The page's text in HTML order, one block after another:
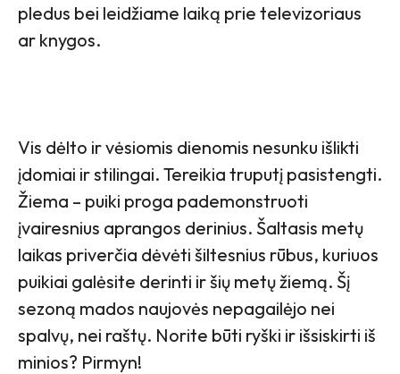
pledus bei leidžiame laiką prie televizoriaus
ar knygos.
Vis dėlto ir vėsiomis dienomis nesunku išlikti
įdomiai ir stilingai. Tereikia truputį pasistengti.
Žiema – puiki proga pademonstruoti
įvairesnius aprangos derinius. Šaltasis metų
laikas priverčia dėvėti šiltesnius rūbus, kuriuos
puikiai galėsite derinti ir šių metų žiemą. Šį
sezoną mados naujovės nepagailėjo nei
spalvų, nei raštų. Norite būti ryški ir išsiskirti iš
minios? Pirmyn!